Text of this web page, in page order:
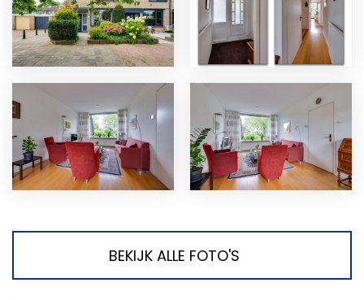
BEKIJK ALLE FOTO'S